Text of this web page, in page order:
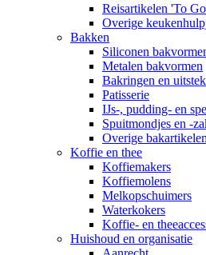
Reisartikelen 'To
Overige
Bakken
Siliconen
Metalen bakvormen
Bakringen en
Patisserie
IJs-, pudding- en
Spuitmondjes en -
Overige bakartikelen
Koffie en thee
Koffiemakers
Koffiemolens
Melkopschuimers
Waterkokers
Koffie- en
Huishoud en organisatie